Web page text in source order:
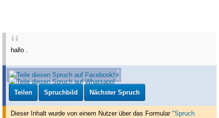
hallo .
Teilen Spruchbild Nächster Spruch
Dieser Inhalt wurde von einem Nutzer über das Formular "Spruch